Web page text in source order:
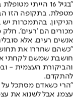
"בגיל 16 הייתי
מטפלת. בתקופה הזו
הניקיון. בהתמכרות
מכורים הם 'רעים'. חלק
אנשים רעים, אלא
"כשהם שחררו את
חושבת שמשם לקחתי
והביקורת העצמית -
להתקדם.
"הרי כשאדם מסתכל על
עצמו. אבל לשנוא את